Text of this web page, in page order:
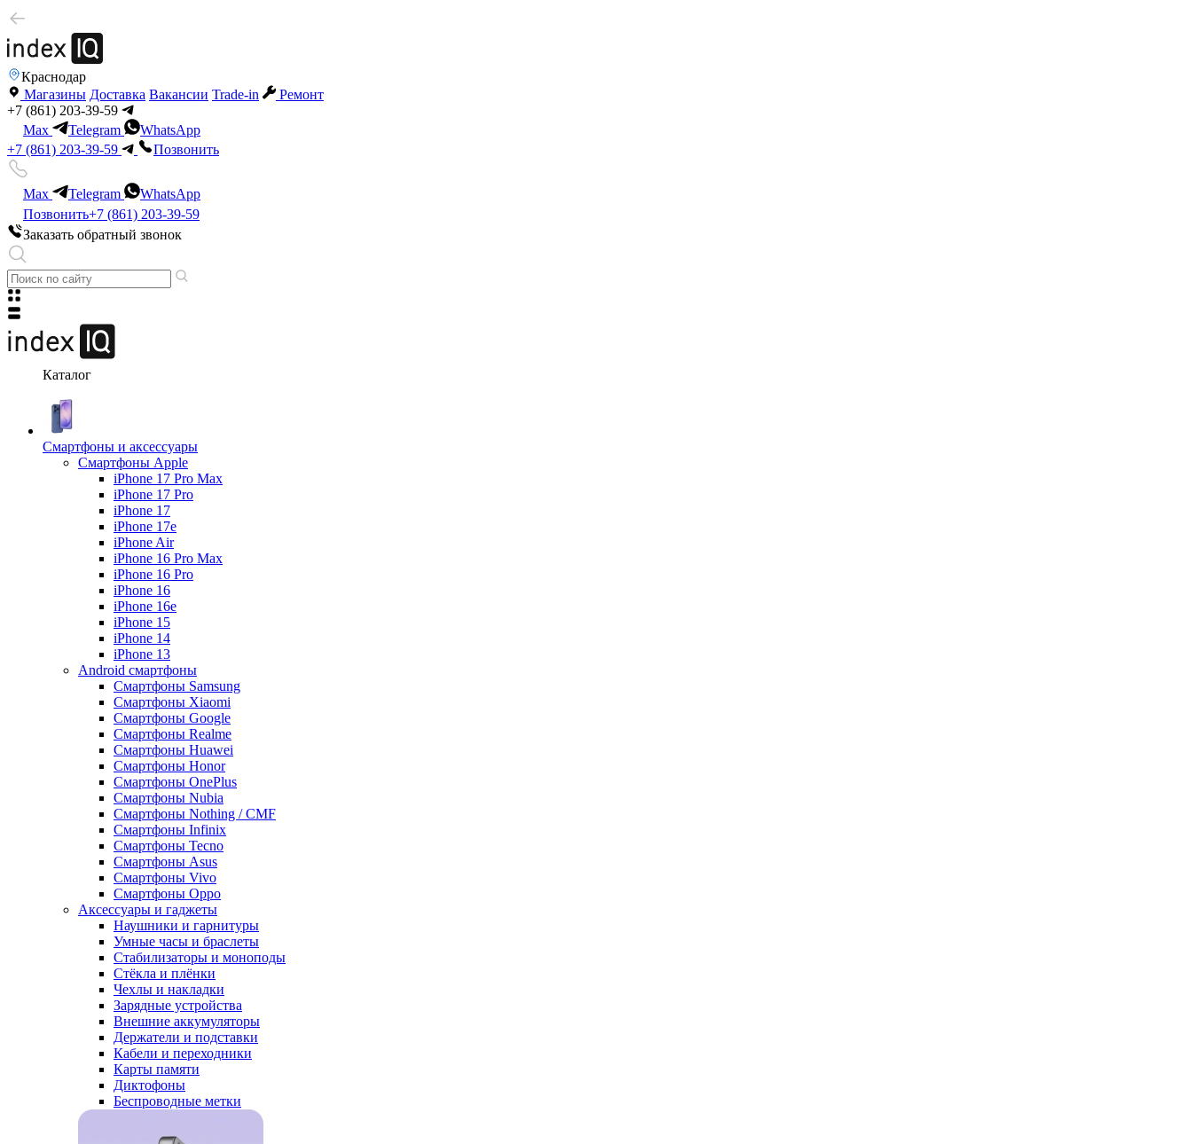
Краснодар
Магазины Доставка Вакансии Trade-in
Ремонт
+7 (861) 203-39-59
Max
Telegram
WhatsApp
+7 (861) 203-39-59
Позвонить
Max Telegram
WhatsApp
Позвонить+7 (861) 203-39-59
Заказать обратный звонок
Каталог
Смартфоны и аксессуары
Смартфоны Apple
iPhone 17 Pro Max
iPhone 17 Pro
iPhone 17
iPhone 17e
iPhone Air
iPhone 16 Pro Max
iPhone 16 Pro
iPhone 16
iPhone 16e
iPhone 15
iPhone 14
iPhone 13
Android cмартфоны
Смартфоны Samsung
Смартфоны Xiaomi
Смартфоны Google
Смартфоны Realme
Смартфоны Huawei
Смартфоны Honor
Смартфоны OnePlus
Смартфоны Nubia
Смартфоны Nothing / CMF
Смартфоны Infinix
Смартфоны Tecno
Смартфоны Asus
Смартфоны Vivo
Смартфоны Oppo
Аксессуары и гаджеты
Наушники и гарнитуры
Умные часы и браслеты
Стабилизаторы и моноподы
Стёкла и плёнки
Чехлы и накладки
Зарядные устройства
Внешние аккумуляторы
Держатели и подставки
Кабели и переходники
Карты памяти
Диктофоны
Беспроводные метки